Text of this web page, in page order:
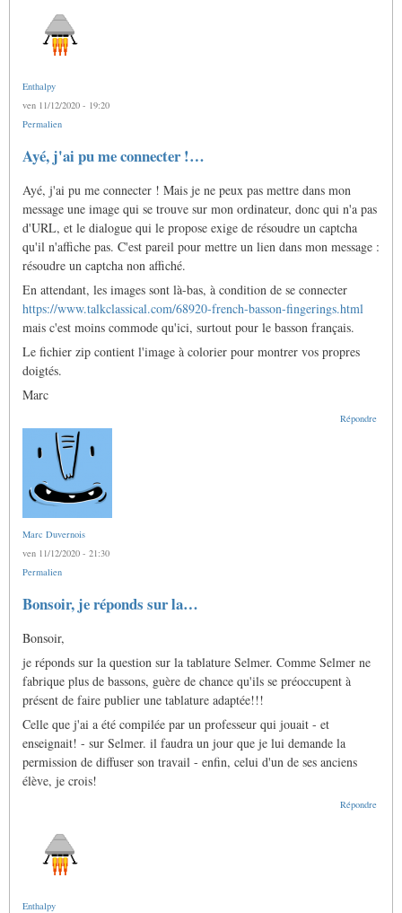
Enthalpy
ven 11/12/2020 - 19:20
Permalien
Ayé, j'ai pu me connecter !…
Ayé, j'ai pu me connecter ! Mais je ne peux pas mettre dans mon
message une image qui se trouve sur mon ordinateur, donc qui n'a pas
d'URL, et le dialogue qui le propose exige de résoudre un captcha
qu'il n'affiche pas. C'est pareil pour mettre un lien dans mon message :
résoudre un captcha non affiché.
En attendant, les images sont là-bas, à condition de se connecter
https://www.talkclassical.com/68920-french-basson-fingerings.html
mais c'est moins commode qu'ici, surtout pour le basson français.
Le fichier zip contient l'image à colorier pour montrer vos propres
doigtés.
Marc
Répondre
Marc Duvernois
ven 11/12/2020 - 21:30
Permalien
Bonsoir, je réponds sur la…
Bonsoir,
je réponds sur la question sur la tablature Selmer. Comme Selmer ne
fabrique plus de bassons, guère de chance qu'ils se préoccupent à
présent de faire publier une tablature adaptée!!!
Celle que j'ai a été compilée par un professeur qui jouait - et
enseignait! - sur Selmer. il faudra un jour que je lui demande la
permission de diffuser son travail - enfin, celui d'un de ses anciens
élève, je crois!
Répondre
Enthalpy